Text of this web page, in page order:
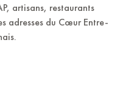
artisans, restaurants
adresses du Cœur Entre-